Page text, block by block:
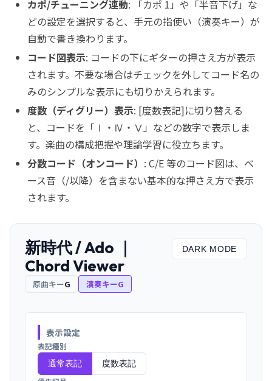
カポ/チューニング連動: 「カポ 1」や「半音下げ」な
どの設定を選択すると、手元の指使い（演奏キー）が
自動で書き換わります。
コード図表示: コードの下にギターの押さえ方が表示
されます。不要な場合はチェックを外してコード名の
みのシンプルな表示にも切りかえられます。
度数（ディグリー）表示: [度数表記]に切り替える
と、コードを「Ⅰ・Ⅳ・Ⅴ」などの数字で表示しま
す。楽曲の構成把握や理論学習に役立ちます。
分数コード（オンコード） : C/E 等のコード図は、ベ
ース音（/以降）を含まない基本的な押さえ方で表示
されます。
新時代 / Ado ｜
Chord Viewer
原曲キーG 演奏キーG
DARK MODE
表示設定
表記種別
通常表記 度数表記